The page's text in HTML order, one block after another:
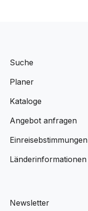
Suche
Planer
Kataloge
Angebot anfragen
Einreisebstimmungen
Länderinformationen
Newsletter